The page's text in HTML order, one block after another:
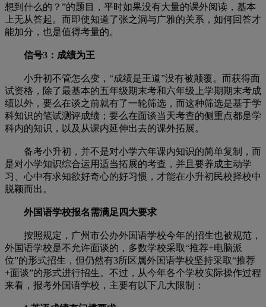
想到什么的？”的题目，平时如果没有大量的课外阅读，基本
上无从答起。而即使知道了张之洞与广雅的关系，如何回答才
能加分，也是值得考量的。
信号3：成绩为王
小升初不管怎么变，“成绩是王道”没有被颠覆。而获得面
试资格，除了最基本的五年级期末考和六年级上学期期末考成
绩以外，要么在谈之前就有了一轮筛选，而这种筛选是基于学
科知识的笔试测评成绩；要么在面谈当天考查的侧重点都是学
科内的知识，以及从课内延伸出去的课外拓展。
备考小升初，并不是对小学六年课内知识的简单复制，而
是对小学知识综合运用适当拓展的考查，并且要养成主动学
习、心中有求知欲好奇心的好习惯，才能在小升初民校择校中
脱颖而出。
外国语学校报名需满足四大要求
按照规定，广州市公办外国语学校今年的招生也被规范，
外国语学校是不允许面谈的，多数学校采取“推荐+电脑派
位”的形式招生，但仍然有3所区属外国语学校坚持采取“推荐
+面谈”的形式进行招生。不过，从今年各个学校实际操作过程
来看，报考外国语学校，主要有以下几大限制：